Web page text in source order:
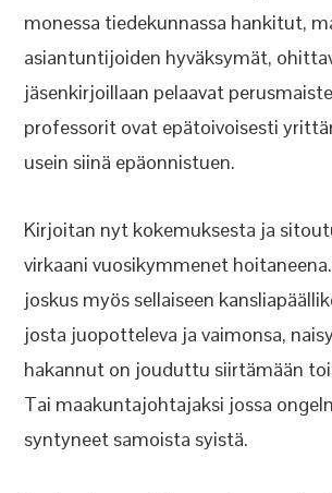
monessa tiedekunnassa hankitut,
asiantuntijoiden hyväksymät,
jäsenkirjoillaan pelaavat
professorit ovat epätoivoisesti
usein siinä epäonnistuen.
Kirjoitan nyt kokemuksesta ja
virkaani vuosikymmenet
joskus myös sellaiseen
josta juopotteleva ja vaimonsa,
hakannut on jouduttu siirtämään
Tai maakuntajohtajaksi jossa
syntyneet samoista syistä.